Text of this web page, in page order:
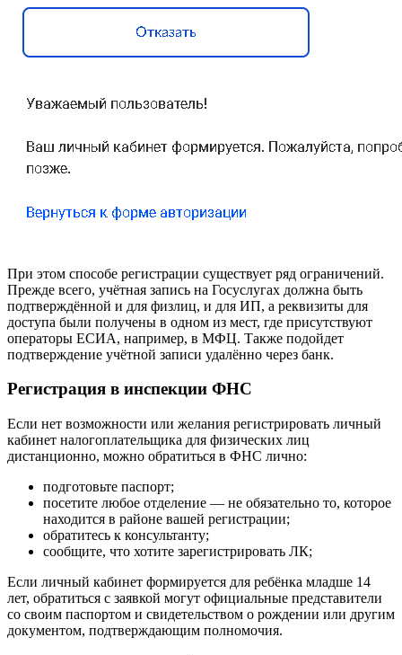
При этом способе регистрации существует ряд ограничений.
Прежде всего, учётная запись на Госуслугах должна быть
подтверждённой и для физлиц, и для ИП, а реквизиты для
доступа были получены в одном из мест, где присутствуют
операторы ЕСИА, например, в МФЦ. Также подойдет
подтверждение учётной записи удалённо через банк.
Регистрация в инспекции ФНС
Если нет возможности или желания регистрировать личный
кабинет налогоплательщика для физических лиц
дистанционно, можно обратиться в ФНС лично:
подготовьте паспорт;
посетите любое отделение — не обязательно то, которое
находится в районе вашей регистрации;
обратитесь к консультанту;
сообщите, что хотите зарегистрировать ЛК;
Если личный кабинет формируется для ребёнка младше 14
лет, обратиться с заявкой могут официальные представители
со своим паспортом и свидетельством о рождении или другим
документом, подтверждающим полномочия.